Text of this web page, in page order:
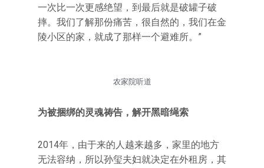
一次比一次更感绝望，到最后就是破罐子破
摔。我们了解那份痛苦，很自然的，我们在金
陵小区的家，就成了那样一个避难所。”
农家院听道
为被捆绑的灵魂祷告，解开黑暗绳索
2014年，由于来的人越来越多，家里的地方
无法容纳，所以孙玺夫妇就决定在外租房，其